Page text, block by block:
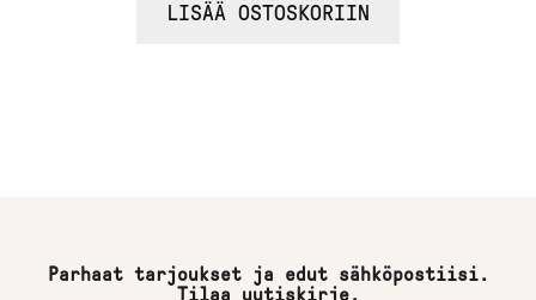
LISÄÄ OSTOSKORIIN
Parhaat tarjoukset ja edut sähköpostiisi.
Tilaa uutiskirje.